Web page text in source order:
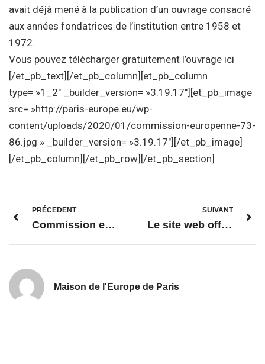
avait déjà mené à la publication d’un ouvrage consacré
aux années fondatrices de l’institution entre 1958 et
1972.
Vous pouvez télécharger gratuitement l’ouvrage ici
[/et_pb_text][/et_pb_column][et_pb_column
type= »1_2″ _builder_version= »3.19.17″][et_pb_image
src= »http://paris-europe.eu/wp-
content/uploads/2020/01/commission-europenne-73-
86.jpg » _builder_version= »3.19.17″][/et_pb_image]
[/et_pb_column][/et_pb_row][/et_pb_section]
PRÉCEDENT
Commission européenne 2004-2014
SUIVANT
Le site web officiel de l’Union européenne
Maison de l'Europe de Paris